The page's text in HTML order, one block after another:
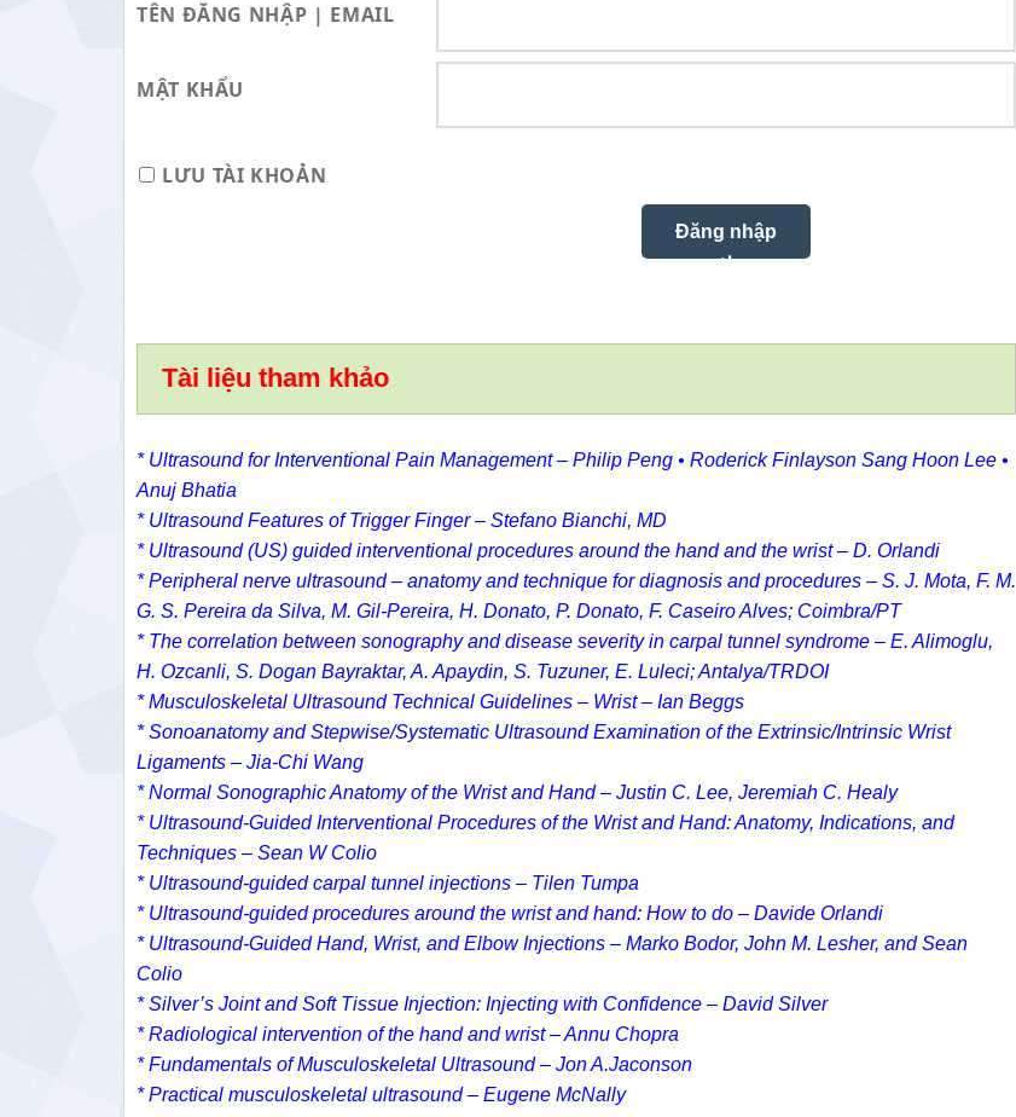
TÊN ĐĂNG NHẬP | EMAIL
MẬT KHẨU
LƯU TÀI KHOẢN
Tài liệu tham khảo
* Ultrasound for Interventional Pain Management – Philip Peng • Roderick Finlayson Sang Hoon Lee •
Anuj Bhatia
* Ultrasound Features of Trigger Finger – Stefano Bianchi, MD
* Ultrasound (US) guided interventional procedures around the hand and the wrist – D. Orlandi
* Peripheral nerve ultrasound – anatomy and technique for diagnosis and procedures – S. J. Mota, F. M.
G. S. Pereira da Silva, M. Gil-Pereira, H. Donato, P. Donato, F. Caseiro Alves; Coimbra/PT
* The correlation between sonography and disease severity in carpal tunnel syndrome – E. Alimoglu,
H. Ozcanli, S. Dogan Bayraktar, A. Apaydin, S. Tuzuner, E. Luleci; Antalya/TRDOI
* Musculoskeletal Ultrasound Technical Guidelines – Wrist – Ian Beggs
* Sonoanatomy and Stepwise/Systematic Ultrasound Examination of the Extrinsic/Intrinsic Wrist
Ligaments – Jia-Chi Wang
* Normal Sonographic Anatomy of the Wrist and Hand – Justin C. Lee, Jeremiah C. Healy
* Ultrasound-Guided Interventional Procedures of the Wrist and Hand: Anatomy, Indications, and
Techniques – Sean W Colio
* Ultrasound-guided carpal tunnel injections – Tilen Tumpa
* Ultrasound-guided procedures around the wrist and hand: How to do – Davide Orlandi
* Ultrasound-Guided Hand, Wrist, and Elbow Injections – Marko Bodor, John M. Lesher, and Sean
Colio
* Silver’s Joint and Soft Tissue Injection: Injecting with Confidence – David Silver
* Radiological intervention of the hand and wrist – Annu Chopra
* Fundamentals of Musculoskeletal Ultrasound – Jon A.Jaconson
* Practical musculoskeletal ultrasound – Eugene McNally